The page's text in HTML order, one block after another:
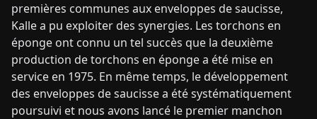
premières communes aux enveloppes de saucisse,
Kalle a pu exploiter des synergies. Les torchons en
éponge ont connu un tel succès que la deuxième
production de torchons en éponge a été mise en
service en 1975. En même temps, le développement
des enveloppes de saucisse a été systématiquement
poursuivi et nous avons lancé le premier manchon